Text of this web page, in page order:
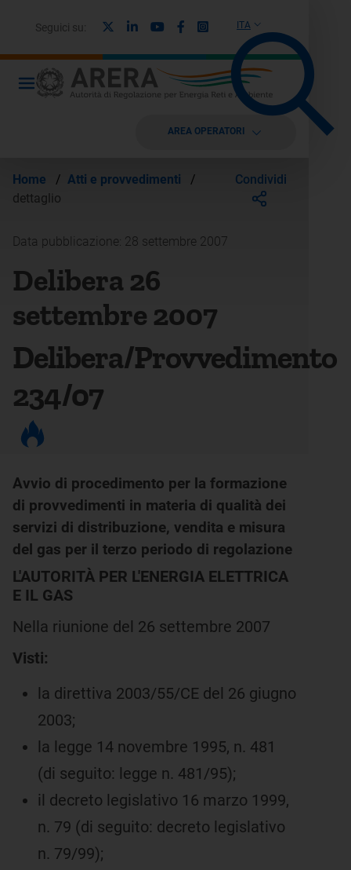
ITA
Seguici su: LinkedinYoutubeFacebook
Instagram
AREA OPERATORI
Home / Atti e provvedimenti
/
dettaglio
Condividi
Data pubblicazione: 28 settembre 2007
Delibera 26
settembre 2007
Delibera/Provvedimento
234/07
Avvio di procedimento per la formazione
di provvedimenti in materia di qualità dei
servizi di distribuzione, vendita e misura
del gas per il terzo periodo di regolazione
L'AUTORITÀ PER L'ENERGIA ELETTRICA
E IL GAS
Nella riunione del 26 settembre 2007
Visti:
la direttiva 2003/55/CE del 26 giugno
2003;
la legge 14 novembre 1995, n. 481
(di seguito: legge n. 481/95);
il decreto legislativo 16 marzo 1999,
n. 79 (di seguito: decreto legislativo
n. 79/99);